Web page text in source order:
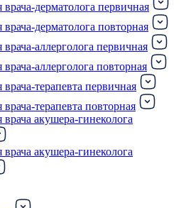
врача-дерматолога первичная
врача-дерматолога повторная
врача-аллерголога первичная
врача-аллерголога повторная
врача-терапевта первичная
врача-терапевта повторная
врача акушера-гинеколога
врача акушера-гинеколога